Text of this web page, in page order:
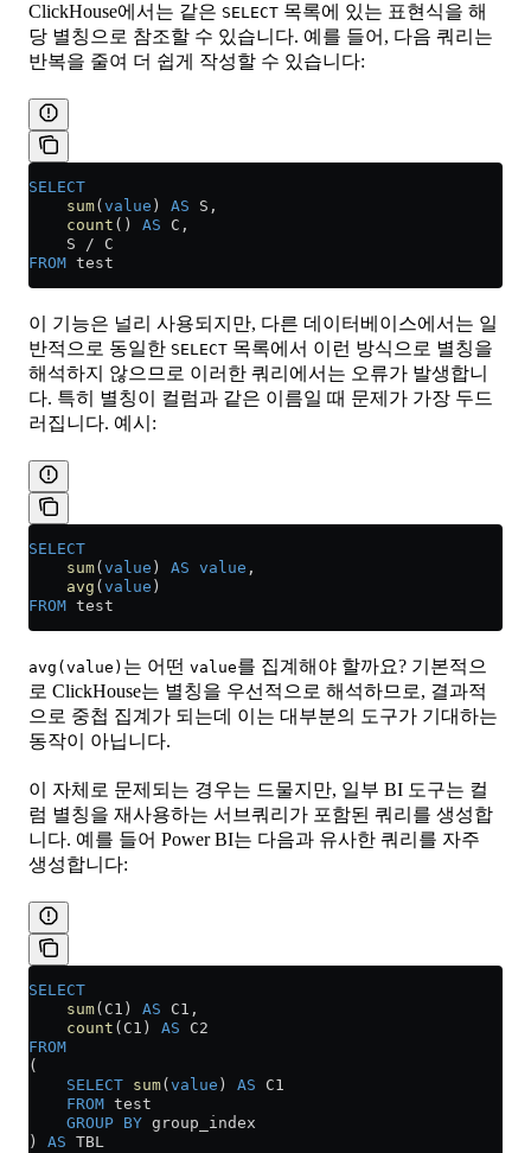
ClickHouse에서는 같은 SELECT 목록에 있는 표현식을 해
당 별칭으로 참조할 수 있습니다. 예를 들어, 다음 쿼리는
반복을 줄여 더 쉽게 작성할 수 있습니다:
SELECT
    sum
( value ) AS S,
    count
() AS C,
    S
/ C
FROM test
이 기능은 널리 사용되지만, 다른 데이터베이스에서는 일
반적으로 동일한 SELECT 목록에서 이런 방식으로 별칭을
해석하지 않으므로 이러한 쿼리에서는 오류가 발생합니
다. 특히 별칭이 컬럼과 같은 이름일 때 문제가 가장 두드
러집니다. 예시:
SELECT
    sum
( value ) AS value ,
    avg
( value )
FROM test
avg(value) 는 어떤 value를 집계해야 할까요? 기본적으
로 ClickHouse는 별칭을 우선적으로 해석하므로, 결과적
으로 중첩 집계가 되는데 이는 대부분의 도구가 기대하는
동작이 아닙니다.
이 자체로 문제되는 경우는 드물지만, 일부 BI 도구는 컬
럼 별칭을 재사용하는 서브쿼리가 포함된 쿼리를 생성합
니다. 예를 들어 Power BI는 다음과 유사한 쿼리를 자주
생성합니다:
SELECT
    sum
(C1) AS C1,
    count
(C1) AS C2
FROM
(
    SELECT
sum( value ) AS C1
    FROM
test
    GROUP BY
group_index
) AS TBL